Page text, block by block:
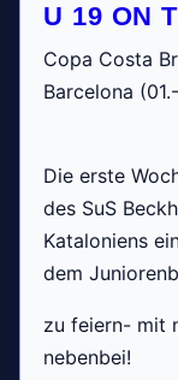
U 19 ON
Copa Costa
Barcelona
Die erste
des SuS
Kataloniens
dem
zu feiern- mit
nebenbei!